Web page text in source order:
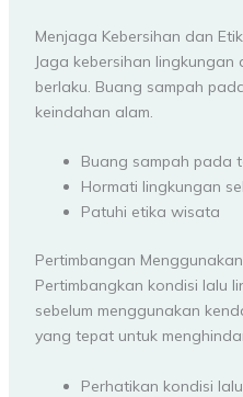
Menjaga Kebersihan dan
Jaga kebersihan
berlaku. Buang sampah
keindahan alam.
Buang sampah pada
Hormati lingkungan
Patuhi etika wisata
Pertimbangan
Pertimbangkan kondisi lalu
sebelum menggunakan
yang tepat untuk
Perhatikan kondisi